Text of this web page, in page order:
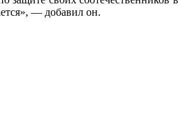
— добавил он.